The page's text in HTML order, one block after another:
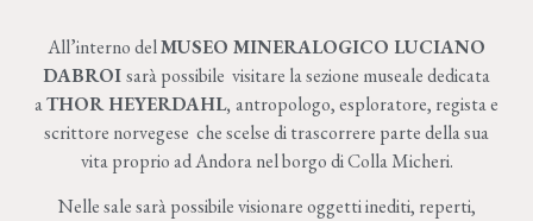
All’interno delMUSEO MINERALOGICO LUCIANO
DABROIsarà possibile visitare la sezione museale dedicata
aTHOR HEYERDAHL, antropologo, esploratore, regista e
scrittore norvegese che scelse di trascorrere parte della sua
vita proprio ad Andora nel borgo di Colla Micheri.
Nelle sale sarà possibile visionare oggetti inediti, reperti,